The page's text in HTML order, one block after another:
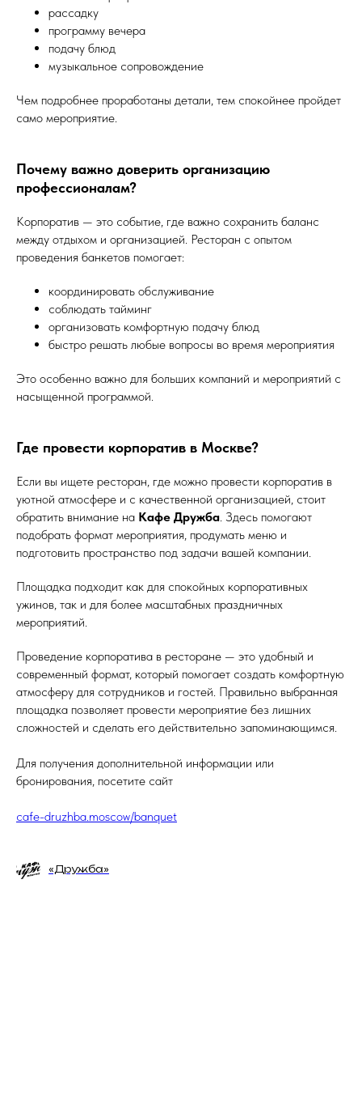
рассадку
программу вечера
подачу блюд
музыкальное сопровождение
Чем подробнее проработаны детали, тем спокойнее пройдет
само мероприятие.
Почему важно доверить организацию
профессионалам?
Корпоратив — это событие, где важно сохранить баланс
между отдыхом и организацией. Ресторан с опытом
проведения банкетов помогает:
координировать обслуживание
соблюдать тайминг
организовать комфортную подачу блюд
быстро решать любые вопросы во время мероприятия
Это особенно важно для больших компаний и мероприятий с
насыщенной программой.
Где провести корпоратив в Москве?
Если вы ищете ресторан, где можно провести корпоратив в
уютной атмосфере и с качественной организацией, стоит
обратить внимание на Кафе Дружба. Здесь помогают
подобрать формат мероприятия, продумать меню и
подготовить пространство под задачи вашей компании.
Площадка подходит как для спокойных корпоративных
ужинов, так и для более масштабных праздничных
мероприятий.
Проведение корпоратива в ресторане — это удобный и
современный формат, который помогает создать комфортную
атмосферу для сотрудников и гостей. Правильно выбранная
площадка позволяет провести мероприятие без лишних
сложностей и сделать его действительно запоминающимся.
Для получения дополнительной информации или
бронирования, посетите сайт
cafe-druzhba.moscow/banquet
«Дружба»
Пн - Ср - с 12:00 до 00:00
Москва,
Рочдельская ул., 15, стр. 30
+7 (964) 773-27-06
Банкетный менеджер